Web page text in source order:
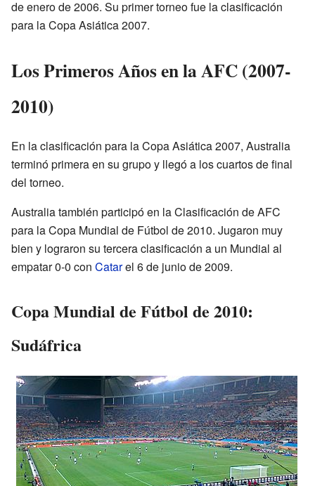
de enero de 2006. Su primer torneo fue la clasificación
para la Copa Asiática 2007.
Los Primeros Años en la AFC (2007-
2010)
En la clasificación para la Copa Asiática 2007, Australia
terminó primera en su grupo y llegó a los cuartos de final
del torneo.
Australia también participó en la Clasificación de AFC
para la Copa Mundial de Fútbol de 2010. Jugaron muy
bien y lograron su tercera clasificación a un Mundial al
empatar 0-0 con Catarel 6 de junio de 2009.
Copa Mundial de Fútbol de 2010:
Sudáfrica